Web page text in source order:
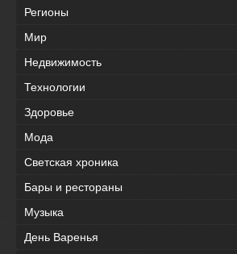
Регионы
Мир
Недвижимость
Технологии
Здоровье
Мода
Светская хроника
Бары и рестораны
Музыка
День Варенья